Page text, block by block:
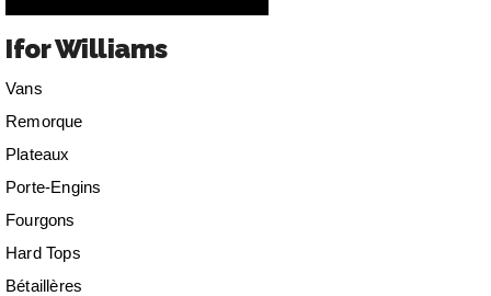
Ifor Williams
Vans
Remorque
Plateaux
Porte-Engins
Fourgons
Hard Tops
Bétaillères